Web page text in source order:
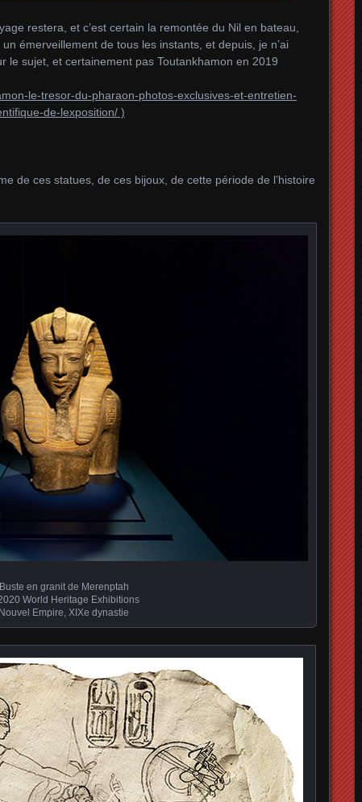
restera, et c’est certain la remontée du Nil en bateau,
émerveillement de tous les instants, et depuis, je n’ai
le sujet, et certainement pas Toutankhamon en 2019
le-tresor-du-pharaon-photos-exclusives-et-entretien-
de-lexposition/ )
de ces statues, de ces bijoux, de cette période de l’histoire
en granit de Merenptah
World Heritage Exhibitions
Empire, XIXe dynastie